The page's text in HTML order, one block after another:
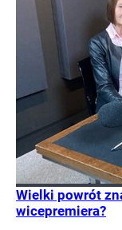
Wielki powrót
wicepremiera?